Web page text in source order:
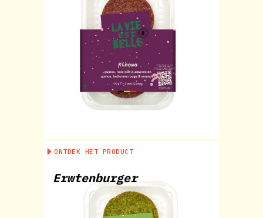
ONTDEK HET PRODUCT
Erwtenburger